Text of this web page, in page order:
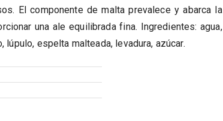
El componente de malta prevalece y abarca la
una ale equilibrada fina. Ingredientes: agua,
lúpulo, espelta malteada, levadura, azúcar.